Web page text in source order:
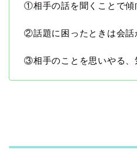
①相手の話を聞くことで傾
②話題に困ったときは会話
③相手のことを思いやる、